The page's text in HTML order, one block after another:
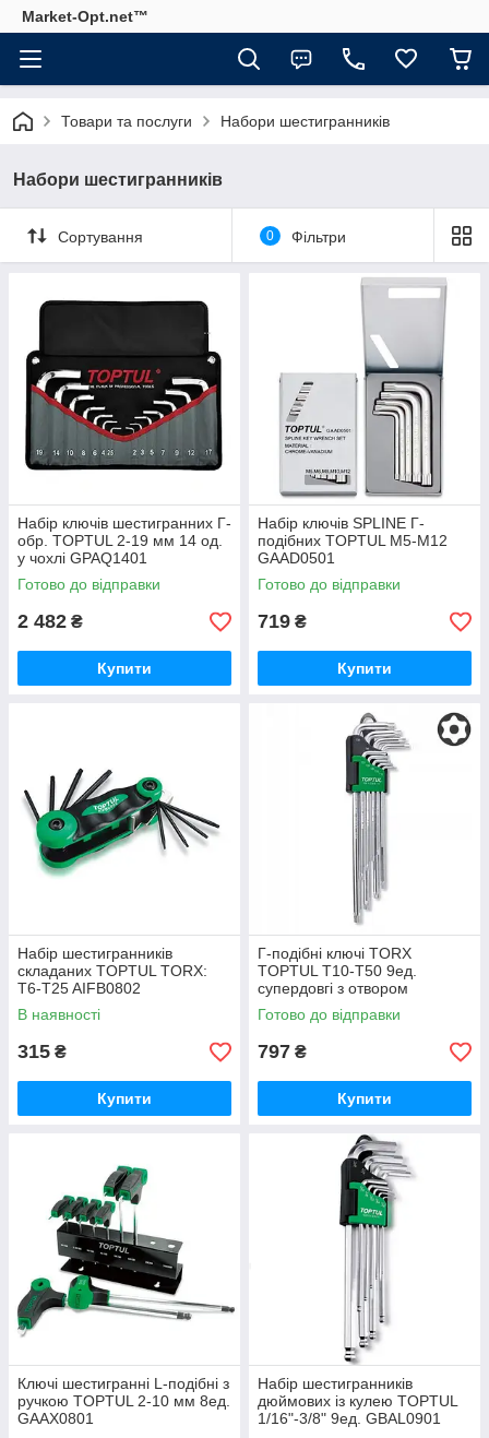
Market-Opt.net™
Товари та послуги Набори шестигранників
Набори шестигранників
Сортування 0 Фільтри
Набір ключів шестигранних Г-
обр. TOPTUL 2-19 мм 14 од.
у чохлі GPAQ1401
Готово до відправки
2 482 ₴
Купити
Набір ключів SPLINE Г-
подібних TOPTUL М5-М12
GAAD0501
Готово до відправки
719 ₴
Купити
Набір шестигранників
складаних TOPTUL TORX:
T6-T25 AIFB0802
В наявності
315 ₴
Купити
Г-подібні ключі TORX
TOPTUL T10-T50 9ед.
супердовгі з отвором
GAAL0915
Готово до відправки
797 ₴
Купити
Ключі шестигранні L-подібні з
ручкою TOPTUL 2-10 мм 8ед.
GAAX0801
Набір шестигранників
дюймових із кулею TOPTUL
1/16"-3/8" 9ед. GBAL0901